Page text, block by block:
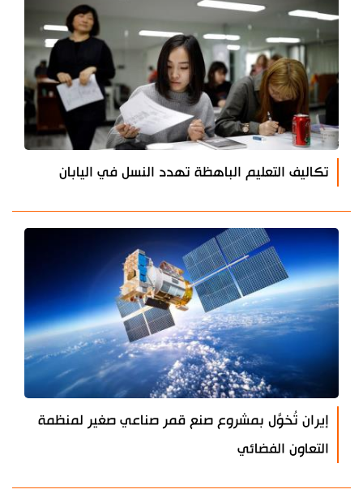
تكاليف التعليم الباهظة تهدد النسل في اليابان
إيران تُخوَّل بمشروع صنع قمر صناعي صغير لمنظمة
التعاون الفضائي